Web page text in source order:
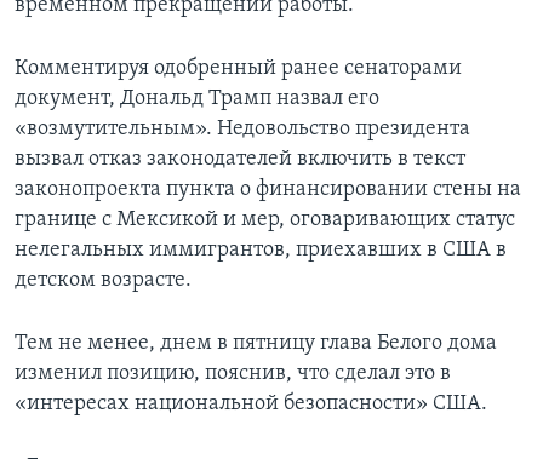
временном прекращении работы.
Комментируя одобренный ранее сенаторами
документ, Дональд Трамп назвал его
«возмутительным». Недовольство президента
вызвал отказ законодателей включить в текст
законопроекта пункта о финансировании стены на
границе с Мексикой и мер, оговаривающих статус
нелегальных иммигрантов, приехавших в США в
детском возрасте.
Тем не менее, днем в пятницу глава Белого дома
изменил позицию, пояснив, что сделал это в
«интересах национальной безопасности» США.